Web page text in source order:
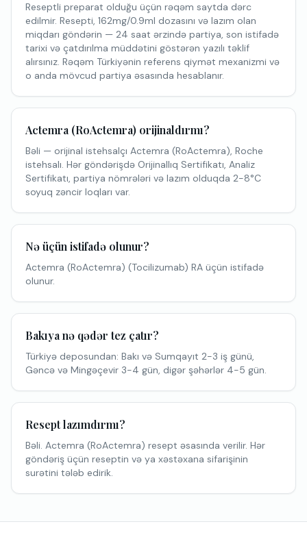
Reseptli preparat olduğu üçün rəqəm saytda dərc
edilmir. Resepti, 162mg/0.9ml dozasını və lazım olan
miqdarı göndərin — 24 saat ərzində partiya, son istifadə
tarixi və çatdırılma müddətini göstərən yazılı təklif
alırsınız. Rəqəm Türkiyənin referens qiymət mexanizmi və
o anda mövcud partiya əsasında hesablanır.
Actemra (RoActemra) orijinaldırmı?
Bəli — orijinal istehsalçı Actemra (RoActemra), Roche
istehsalı. Hər göndərişdə Orijinallıq Sertifikatı, Analiz
Sertifikatı, partiya nömrələri və lazım olduqda 2-8°C
soyuq zəncir loqları var.
Nə üçün istifadə olunur?
Actemra (RoActemra) (Tocilizumab) RA üçün istifadə
olunur.
Bakıya nə qədər tez çatır?
Türkiyə deposundan: Bakı və Sumqayıt 2-3 iş günü,
Gəncə və Mingəçevir 3-4 gün, digər şəhərlər 4-5 gün.
Resept lazımdırmı?
Bəli. Actemra (RoActemra) resept əsasında verilir. Hər
göndəriş üçün reseptin və ya xəstəxana sifarişinin
surətini tələb edirik.